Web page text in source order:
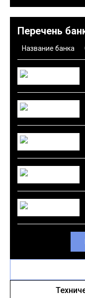
Перечень
Название банка